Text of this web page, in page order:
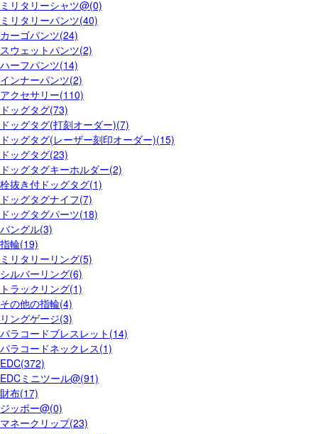
ミリタリーシャツ@(0)
ミリタリーパンツ(40)
カーゴパンツ(24)
スウェットパンツ(2)
ハーフパンツ(14)
インナーパンツ(2)
アクセサリー(110)
ドッグタグ(73)
ドッグタグ(打刻オーダー)(7)
ドッグタグ(レーザー刻印オーダー)(15)
ドッグタグ(23)
ドッグタグキーホルダー(2)
栓抜き付ドッグタグ(1)
ドッグタグナイフ(7)
ドッグタグパーツ(18)
バングル(3)
指輪(19)
ミリタリーリング(5)
シルバーリング(6)
トラックリング(1)
その他の指輪(4)
リングゲージ(3)
パラコードブレスレット(14)
パラコードネックレス(1)
EDC(372)
EDCミニツール@(91)
財布(17)
ジッポー@(0)
マネークリップ(23)